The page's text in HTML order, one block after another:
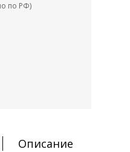
по РФ)
Описание